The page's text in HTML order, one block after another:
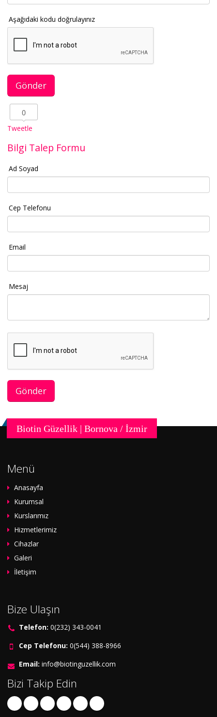
Aşağıdaki kodu doğrulayınız
Tweetle
Bilgi Talep Formu
Ad Soyad
Cep Telefonu
Email
Mesaj
Biotin Güzellik | Bornova / İzmir
Menü
Anasayfa
Kurumsal
Kurslarımız
Hizmetlerimiz
Cihazlar
Galeri
İletişim
Bize Ulaşın
Bizi Takip Edin